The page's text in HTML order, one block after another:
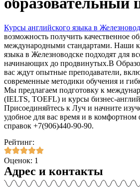
Курсы английского языка в
возможность получить качественное
международными стандартами. Наши
языка в Железноводске подходят для
начинающих до продвинутых.В
вас ждут опытные преподаватели,
современные методики обучения и
Мы предлагаем подготовку к
(IELTS, TOEFL) и курсы бизнес-
Присоединяйтесь к Луч и начните
удобное для вас время и в комфортном
справок +7(906)440-90-90.
Рейтинг:
Оценок: 1
Адрес и контакты